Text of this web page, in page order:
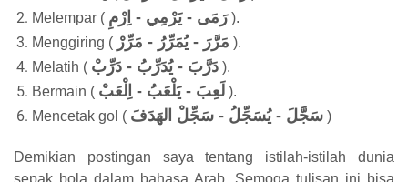
Melempar ( رَمَى - يَرْمِي - اِرْمِ).
Menggiring ( مَرَّرَ - يُمَرِّرُ - مَرِّرْ ).
Melatih ( دَرَّبَ - يُدَرِّبُ - دَرِّبْ ).
Bermain ( لَعِبَ - يَلْعَبُ - اِلْعَبْ ).
Mencetak gol ( سَجَّلَ - يُسَجِّلُ - سَجِّلْ الهَدَفَ )
Demikian postingan saya tentang istilah-istilah dunia
sepak bola dalam bahasa Arab. Semoga tulisan ini bisa